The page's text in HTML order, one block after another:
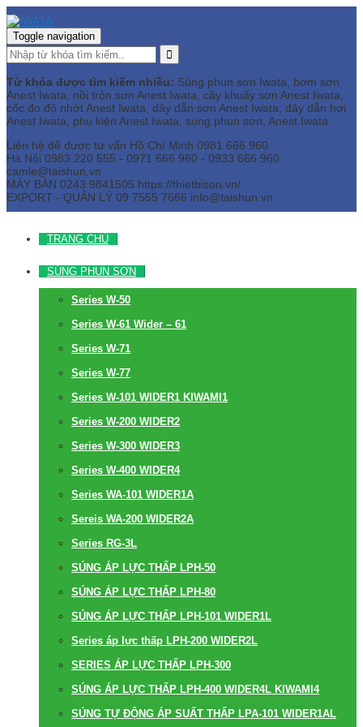
Toggle navigation
Từ khóa được tìm kiếm nhiều: Súng phun sơn Iwata, bơm sơn
Anest Iwata, nồi trộn sơn Anest Iwata, cây khuấy sơn Anest Iwata,
cốc đo độ nhớt Anest Iwata, dây dẫn sơn Anest Iwata, dây dẫn hơi
Anest Iwata, phụ kiện Anest Iwata, súng phun sơn, Anest Iwata
Liên hệ để được tư vấn Hồ Chí Minh 0981 666 960
Hà Nội 0983 220 555 - 0971 666 960 - 0933 666 960
camle@taishun.vn
MÁY BÀN 0243 9841505 https://thietbison.vn/
EXPORT - QUẢN LÝ 09 7555 7666 info@taishun.vn
TRANG CHỦ
SÚNG PHUN SƠN
Series W-50
Series W-61 Wider – 61
Series W-71
Series W-77
Series W-101 WIDER1 KIWAMI1
Series W-200 WIDER2
Series W-300 WIDER3
Series W-400 WIDER4
Series WA-101 WIDER1A
Sereis WA-200 WIDER2A
Series RG-3L
SÚNG ÁP LỰC THẤP LPH-50
SÚNG ÁP LỰC THẤP LPH-80
SÚNG ÁP LỰC THẤP LPH-101 WIDER1L
Series áp lực thấp LPH-200 WIDER2L
SERIES ÁP LỰC THẤP LPH-300
SÚNG ÁP LỰC THẤP LPH-400 WIDER4L KIWAMI4
SÚNG TỰ ĐỘNG ÁP SUẤT THẤP LPA-101 WIDER1AL